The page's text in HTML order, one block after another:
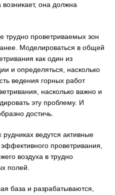
она должна
трудно проветриваемых зон
Моделироваться в общей
как один из
и определяться, насколько
ведения горных работ
насколько важно и
эту проблему. И
достичь.
ведутся активные
проветривания,
воздуха в трудно
полей.
база и разрабатываются,